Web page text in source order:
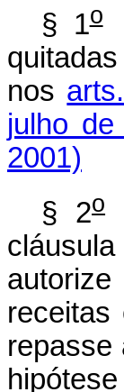
§ 1o
nos
julho de
2001)
§ 2o
receitas
repasse